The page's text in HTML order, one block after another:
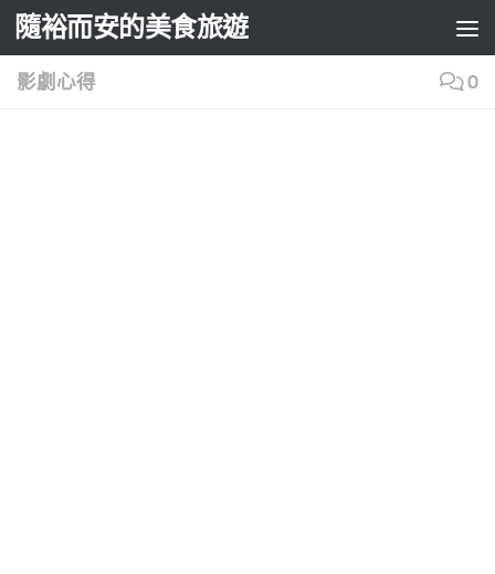
Skip to content
隨裕而安的美食旅遊
影劇心得 0